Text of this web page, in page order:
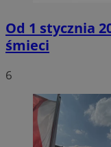
Od 1 stycznia
śmieci
6